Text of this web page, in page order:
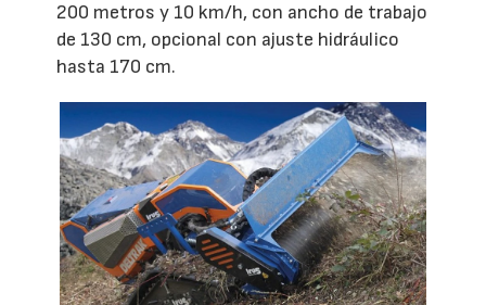
200 metros y 10 km/h, con ancho de trabajo
de 130 cm, opcional con ajuste hidráulico
hasta 170 cm.